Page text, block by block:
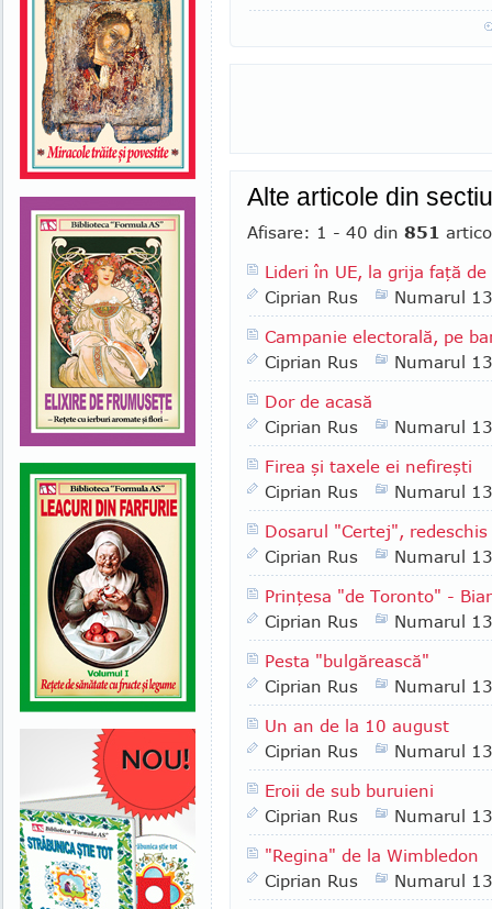
Alte articole din
Afisare: 1 - 40 din 851
Lideri în UE, la grija faţă
Ciprian Rus
Numarul
Campanie electorală, pe
Ciprian Rus
Numarul
Dor de acasă
Ciprian Rus
Numarul
Firea şi taxele ei nefireşti
Ciprian Rus
Numarul
Dosarul "Certej", redeschis
Ciprian Rus
Numarul
Prinţesa "de Toronto" -
Ciprian Rus
Numarul
Pesta "bulgărească"
Ciprian Rus
Numarul
Un an de la 10 august
Ciprian Rus
Numarul
Eroii de sub buruieni
Ciprian Rus
Numarul
"Regina" de la Wimbledon
Ciprian Rus
Numarul